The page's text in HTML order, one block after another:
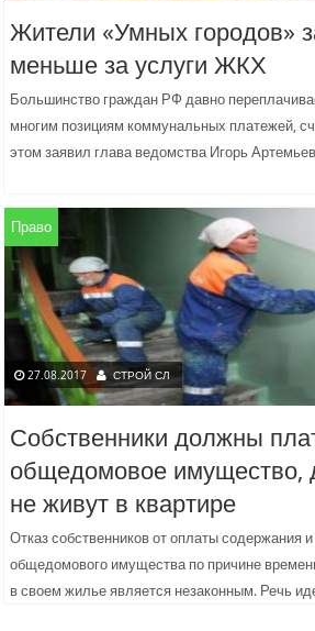
Жители «Умных городов»
меньше за услуги ЖКХ
Большинство граждан РФ давно
многим позициям коммунальных платежей,
этом заявил глава ведомства Игорь
Право
27.08.2017 СТРОЙ СЛ
Собственники должны
общедомовое имущество,
не живут в квартире
Отказ собственников от оплаты содержания
общедомового имущества по причине
в своем жилье является незаконным. Речь